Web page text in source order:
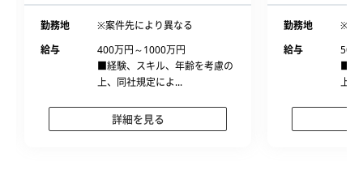
勤務地
※案件先により異なる
給与
400万円～1000万円
■経験、スキル、年齢を考慮の
上、同社規定によ...
詳細を見る
勤務地
※案
給与
500
■経
上、